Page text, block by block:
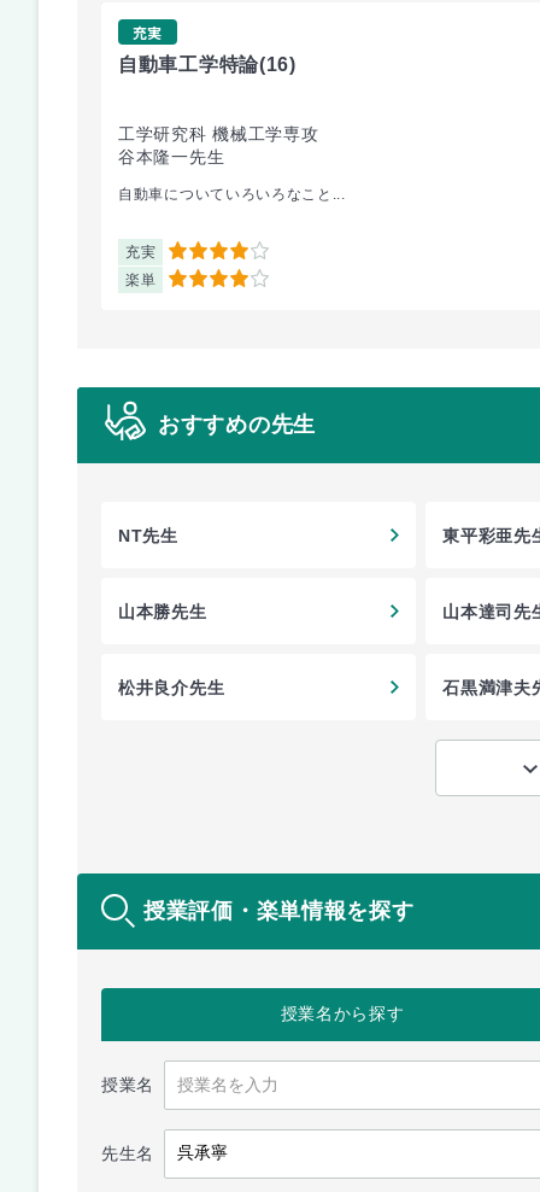
充実
自動車工学特論(16)
工学研究科 機械工学専攻
谷本隆一先生
自動車についていろいろなこと...
充実 4
楽単 4
おすすめの先生
NT先生 東平彩亜先
山本勝先生 山本達司先
松井良介先生 石黒満津夫
授業評価・楽単情報を探す
授業名から探す
授業名
先生名